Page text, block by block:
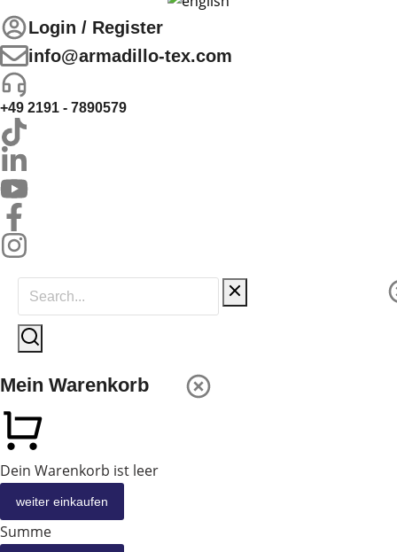
Login / Register
info@armadillo-tex.com
+49 2191 - 7890579
Mein Warenkorb
Dein Warenkorb ist leer
weiter einkaufen
Summe